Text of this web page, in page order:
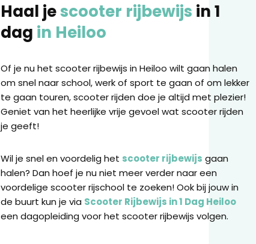
Haal jescooter rijbewijs in 1
dag in Heiloo
Of je nu het scooter rijbewijs in Heiloo wilt gaan halen
om snel naar school, werk of sport te gaan of om lekker
te gaan touren, scooter rijden doe je altijd met plezier!
Geniet van het heerlijke vrije gevoel wat scooter rijden
je geeft!
Wil je snel en voordelig het scooter rijbewijs gaan
halen? Dan hoef je nu niet meer verder naar een
voordelige scooter rijschool te zoeken! Ook bij jouw in
de buurt kun je via Scooter Rijbewijs in 1 Dag Heiloo
een dagopleiding voor het scooter rijbewijs volgen.